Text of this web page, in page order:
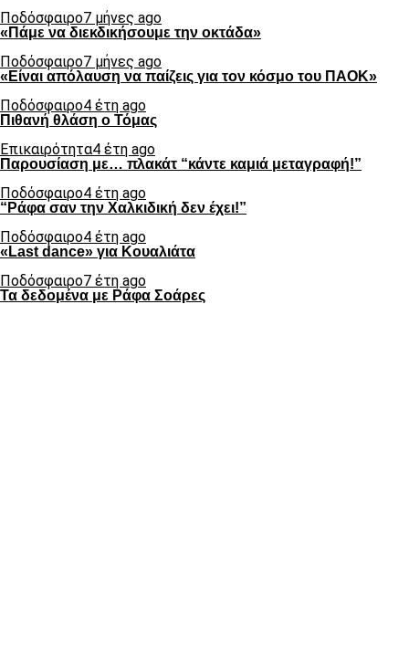
Ποδόσφαιρο7 μήνες ago
«Πάμε να διεκδικήσουμε την οκτάδα»
Ποδόσφαιρο7 μήνες ago
«Είναι απόλαυση να παίζεις για τον κόσμο του ΠΑΟΚ»
Ποδόσφαιρο4 έτη ago
Πιθανή θλάση ο Τόμας
Επικαιρότητα4 έτη ago
Παρουσίαση με… πλακάτ “κάντε καμιά μεταγραφή!”
Ποδόσφαιρο4 έτη ago
“Ράφα σαν την Χαλκιδική δεν έχει!”
Ποδόσφαιρο4 έτη ago
«Last dance» για Κουαλιάτα
Ποδόσφαιρο7 έτη ago
Τα δεδομένα με Ράφα Σοάρες